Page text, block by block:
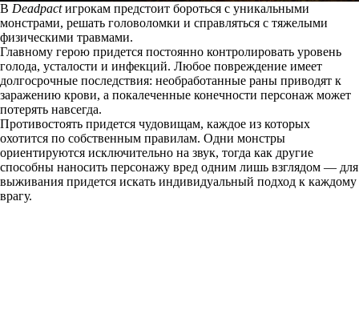
В Deadpactигрокам предстоит бороться с уникальными
монстрами, решать головоломки и справляться с тяжелыми
физическими травмами.
Главному герою придется постоянно контролировать уровень
голода, усталости и инфекций. Любое повреждение имеет
долгосрочные последствия: необработанные раны приводят к
заражению крови, а покалеченные конечности персонаж может
потерять навсегда.
Противостоять придется чудовищам, каждое из которых
охотится по собственным правилам. Одни монстры
ориентируются исключительно на звук, тогда как другие
способны наносить персонажу вред одним лишь взглядом — для
выживания придется искать индивидуальный подход к каждому
врагу.